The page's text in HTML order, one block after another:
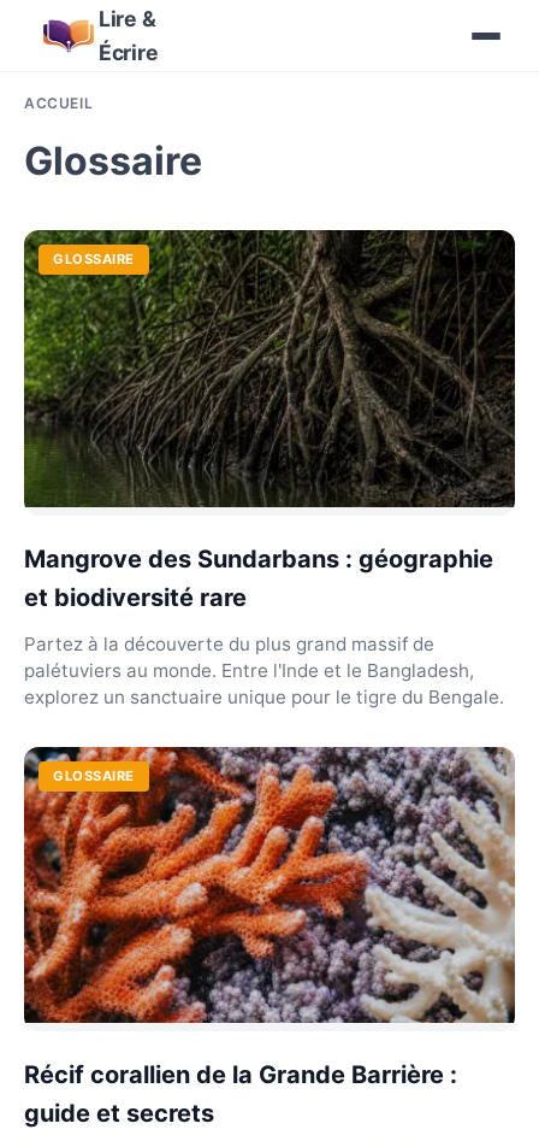
Lire &
Écrire
ACCUEIL
Glossaire
GLOSSAIRE
Mangrove des Sundarbans : géographie
et biodiversité rare
Partez à la découverte du plus grand massif de
palétuviers au monde. Entre l'Inde et le Bangladesh,
explorez un sanctuaire unique pour le tigre du Bengale.
GLOSSAIRE
Récif corallien de la Grande Barrière :
guide et secrets